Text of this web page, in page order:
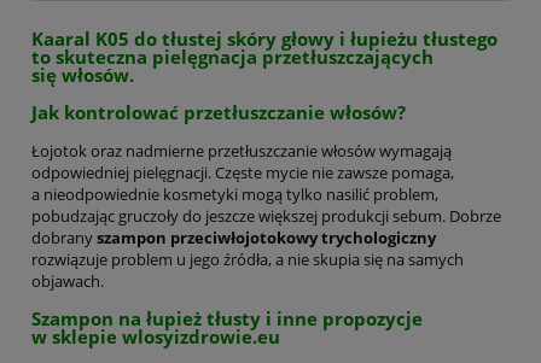
Kaaral K05 do tłustej skóry głowy i łupieżu tłustego
to skuteczna pielęgnacja przetłuszczających
się włosów.
Jak kontrolować przetłuszczanie włosów?
Łojotok oraz nadmierne przetłuszczanie włosów wymagają
odpowiedniej pielęgnacji. Częste mycie nie zawsze pomaga,
a nieodpowiednie kosmetyki mogą tylko nasilić problem,
pobudzając gruczoły do jeszcze większej produkcji sebum. Dobrze
dobranyszampon przeciwłojotokowy trychologiczny
rozwiązuje problem u jego źródła, a nie skupia się na samych
objawach.
Szampon na łupież tłusty i inne propozycje
w sklepie wlosyizdrowie.eu